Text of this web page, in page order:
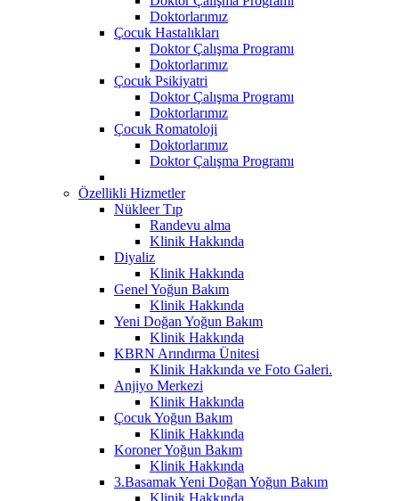
Doktorlarımız
Çocuk Hastalıkları
Doktor Çalışma Programı
Doktorlarımız
Çocuk Psikiyatri
Doktor Çalışma Programı
Doktorlarımız
Çocuk Romatoloji
Doktorlarımız
Doktor Çalışma Programı
Özellikli Hizmetler
Nükleer Tıp
Randevu alma
Klinik Hakkında
Diyaliz
Klinik Hakkında
Genel Yoğun Bakım
Klinik Hakkında
Yeni Doğan Yoğun Bakım
Klinik Hakkında
KBRN Arındırma Ünitesi
Klinik Hakkında ve Foto Galeri.
Anjiyo Merkezi
Klinik Hakkında
Çocuk Yoğun Bakım
Klinik Hakkında
Koroner Yoğun Bakım
Klinik Hakkında
3.Basamak Yeni Doğan Yoğun Bakım
Klinik Hakkında